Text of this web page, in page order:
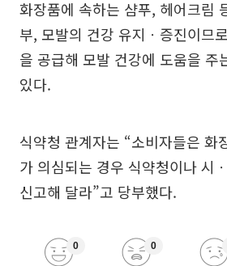
화장품에 속하는 샴푸, 헤어크림
부, 모발의 건강 유지ㆍ증진이므
을 공급해 모발 건강에 도움을 주
있다.
식약청 관계자는 “소비자들은 화
가 의심되는 경우 식약청이나 시
신고해 달라”고 당부했다.
0 0